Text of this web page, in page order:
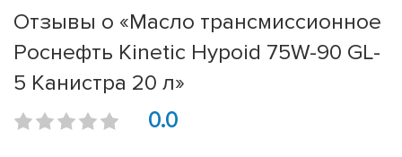
Отзывы о «Масло трансмиссионное
Роснефть Kinetic Hypoid 75W-90 GL-
5 Канистра 20 л»
0.0